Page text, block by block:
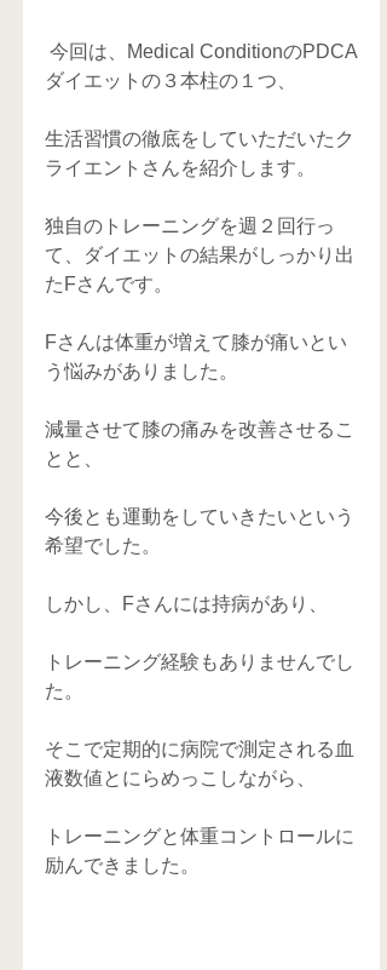
ダイエットの３本柱の１つ、
生活習慣の徹底をしていただいたク
ライエントさんを紹介します。
独自のトレーニングを週２回行っ
て、ダイエットの結果がしっかり出
たFさんです。
Fさんは体重が増えて膝が痛いとい
う悩みがありました。
減量させて膝の痛みを改善させるこ
とと、
今後とも運動をしていきたいという
希望でした。
しかし、Fさんには持病があり、
トレーニング経験もありませんでし
た。
そこで定期的に病院で測定される血
液数値とにらめっこしながら、
トレーニングと体重コントロールに
励んできました。